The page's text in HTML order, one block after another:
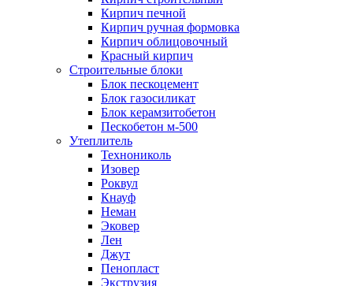
Кирпич печной
Кирпич ручная формовка
Кирпич облицовочный
Красный кирпич
Строительные блоки
Блок пескоцемент
Блок газосиликат
Блок керамзитобетон
Пескобетон м-500
Утеплитель
Технониколь
Изовер
Роквул
Кнауф
Неман
Эковер
Лен
Джут
Пенопласт
Экструзия